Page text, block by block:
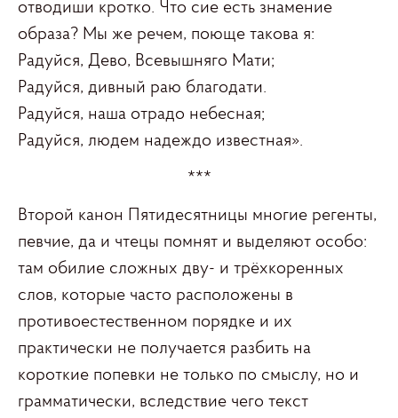
отводиши кротко. Что сие есть знамение
образа? Мы же речем, поюще такова я:
Радуйся, Дево, Всевышняго Мати;
Радуйся, дивный раю благодати.
Радуйся, наша отрадо небесная;
Радуйся, людем надеждо известная».
***
Второй канон Пятидесятницы многие регенты,
певчие, да и чтецы помнят и выделяют особо:
там обилие сложных дву- и трёхкоренных
слов, которые часто расположены в
противоестественном порядке и их
практически не получается разбить на
короткие попевки не только по смыслу, но и
грамматически, вследствие чего текст